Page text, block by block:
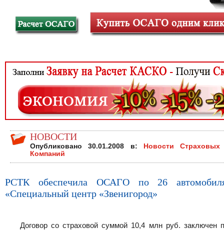
НОВОСТИ
Опубликовано 30.01.2008 в:
Новости Страховых
Компаний
РСТК обеспечила ОСАГО по 26
«Специальный центр «Звенигород»
Договор со страховой суммой 10,4 млн руб. заключен